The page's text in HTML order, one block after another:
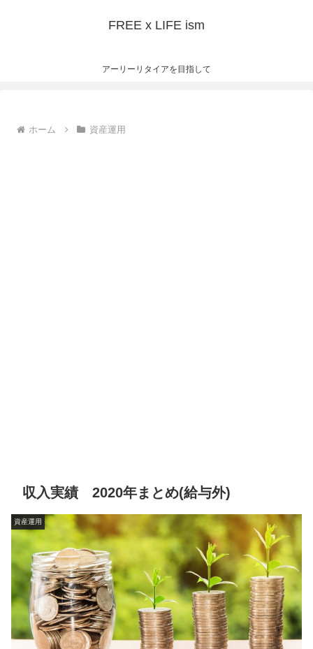
FREE x LIFE ism
アーリーリタイアを目指して
ホーム 資産運用
収入実績 2020年まとめ(給与外)
資産運用